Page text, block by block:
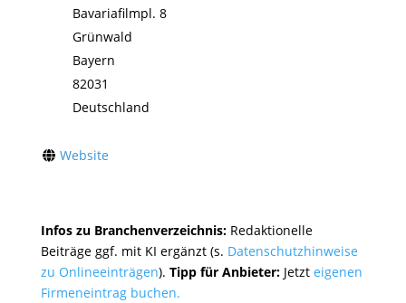
Bavariafilmpl. 8
Grünwald
Bayern
82031
Deutschland
Website
Infos zu Branchenverzeichnis: Redaktionelle
Beiträge ggf. mit KI ergänzt (s. Datenschutzhinweise
zu Onlineeinträgen). Tipp für Anbieter:Jetzt eigenen
Firmeneintrag buchen.